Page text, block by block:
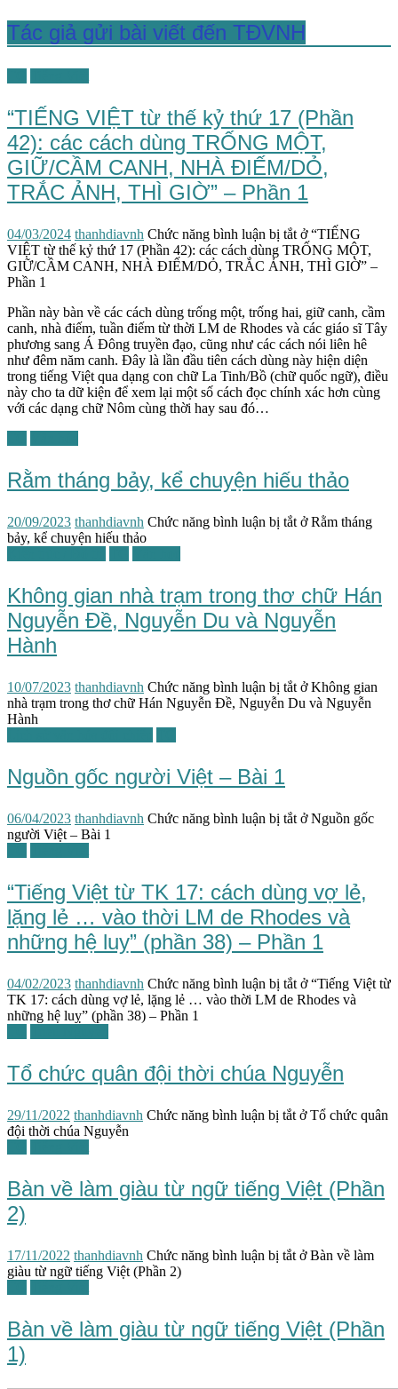
Tác giả gửi bài viết đến TĐVNH
“TIẾNG VIỆT từ thế kỷ thứ 17 (Phần
42): các cách dùng TRỐNG MỘT,
GIỮ/CẦM CANH, NHÀ ĐIẾM/DỎ,
TRẮC ẢNH, THÌ GIỜ” – Phần 1
04/03/2024 thanhdiavnh Chức năng bình luận bị tắtở “TIẾNG
VIỆT từ thế kỷ thứ 17 (Phần 42): các cách dùng TRỐNG MỘT,
GIỮ/CẦM CANH, NHÀ ĐIẾM/DỎ, TRẮC ẢNH, THÌ GIỜ” –
Phần 1
Phần này bàn về các cách dùng trống một, trống hai, giữ canh, cầm
canh, nhà điếm, tuần điếm từ thời LM de Rhodes và các giáo sĩ Tây
phương sang Á Đông truyền đạo, cũng như các cách nói liên hê
như đêm năm canh. Đây là lần đầu tiên cách dùng này hiện diện
trong tiếng Việt qua dạng con chữ La Tinh/Bồ (chữ quốc ngữ), điều
này cho ta dữ kiện để xem lại một số cách đọc chính xác hơn cùng
với các dạng chữ Nôm cùng thời hay sau đó…
Rằm tháng bảy, kể chuyện hiếu thảo
20/09/2023 thanhdiavnh Chức năng bình luận bị tắtở Rằm tháng
bảy, kể chuyện hiếu thảo
Không gian nhà trạm trong thơ chữ Hán
Nguyễn Đề, Nguyễn Du và Nguyễn
Hành
10/07/2023 thanhdiavnh Chức năng bình luận bị tắtở Không gian
nhà trạm trong thơ chữ Hán Nguyễn Đề, Nguyễn Du và Nguyễn
Hành
Nguồn gốc người Việt – Bài 1
06/04/2023 thanhdiavnh Chức năng bình luận bị tắtở Nguồn gốc
người Việt – Bài 1
“Tiếng Việt từ TK 17: cách dùng vợ lẻ,
lặng lẻ … vào thời LM de Rhodes và
những hệ luỵ” (phần 38) – Phần 1
04/02/2023 thanhdiavnh Chức năng bình luận bị tắtở “Tiếng Việt từ
TK 17: cách dùng vợ lẻ, lặng lẻ … vào thời LM de Rhodes và
những hệ luỵ” (phần 38) – Phần 1
Tổ chức quân đội thời chúa Nguyễn
29/11/2022 thanhdiavnh Chức năng bình luận bị tắtở Tổ chức quân
đội thời chúa Nguyễn
Bàn về làm giàu từ ngữ tiếng Việt (Phần
2)
17/11/2022 thanhdiavnh Chức năng bình luận bị tắtở Bàn về làm
giàu từ ngữ tiếng Việt (Phần 2)
Bàn về làm giàu từ ngữ tiếng Việt (Phần
1)